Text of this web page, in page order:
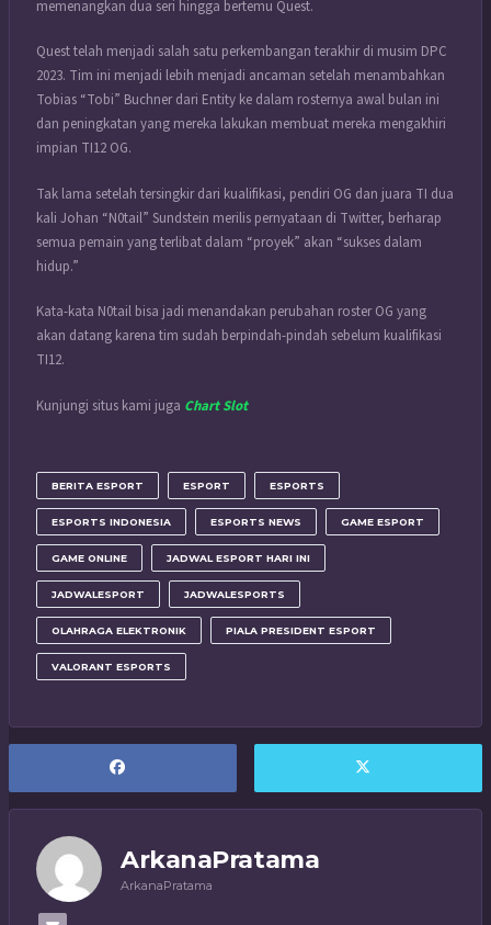
memenangkan dua seri hingga bertemu Quest.
Quest telah menjadi salah satu perkembangan terakhir di musim DPC
2023. Tim ini menjadi lebih menjadi ancaman setelah menambahkan
Tobias “Tobi” Buchner dari Entity ke dalam rosternya awal bulan ini
dan peningkatan yang mereka lakukan membuat mereka mengakhiri
impian TI12 OG.
Tak lama setelah tersingkir dari kualifikasi, pendiri OG dan juara TI dua
kali Johan “N0tail” Sundstein merilis pernyataan di Twitter, berharap
semua pemain yang terlibat dalam “proyek” akan “sukses dalam
hidup.”
Kata-kata N0tail bisa jadi menandakan perubahan roster OG yang
akan datang karena tim sudah berpindah-pindah sebelum kualifikasi
TI12.
Kunjungi situs kami juga Chart Slot
BERITA ESPORT ESPORT ESPORTS
ESPORTS INDONESIA ESPORTS NEWS GAME ESPORT
GAME ONLINE JADWAL ESPORT HARI INI
JADWALESPORT JADWALESPORTS
OLAHRAGA ELEKTRONIK PIALA PRESIDENT ESPORT
VALORANT ESPORTS
ArkanaPratama
ArkanaPratama